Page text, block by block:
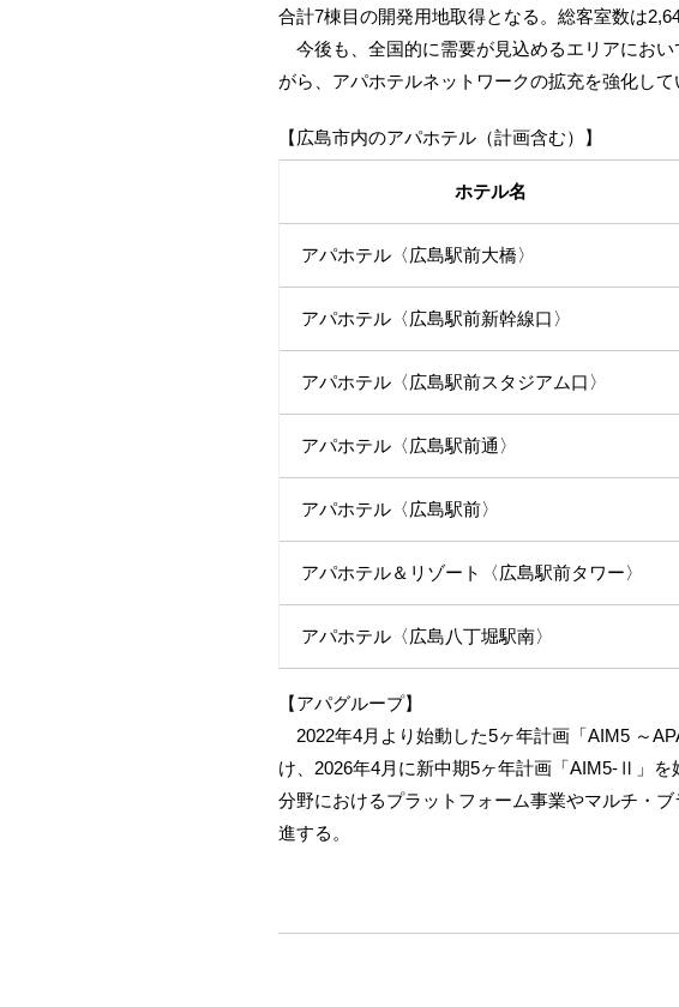
合計7棟目の開発用地取得となる。総客室数は
今後も、全国的に需要が見込めるエリアにお
がら、アパホテルネットワークの拡充を強化して
【広島市内のアパホテル（計画含む）】
ホテル名
アパホテル〈広島駅前大橋〉
アパホテル〈広島駅前新幹線口〉
アパホテル〈広島駅前スタジアム口〉
アパホテル〈広島駅前通〉
アパホテル〈広島駅前〉
アパホテル＆リゾート〈広島駅前タワー〉
アパホテル〈広島八丁堀駅南〉
【アパグループ】
2022年4月より始動した5ヶ年計画「AIM5 ～
け、2026年4月に新中期5ヶ年計画「AIM5-Ⅱ」
分野におけるプラットフォーム事業やマルチ・
進する。